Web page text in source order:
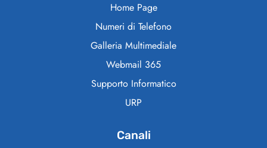
Home Page
Numeri di Telefono
Galleria Multimediale
Webmail 365
Supporto Informatico
URP
Canali